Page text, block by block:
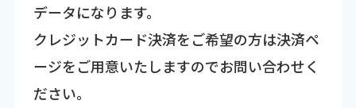
データになります。
クレジットカード決済をご希望の方は決済ペ
ージをご用意いたしますのでお問い合わせく
ださい。